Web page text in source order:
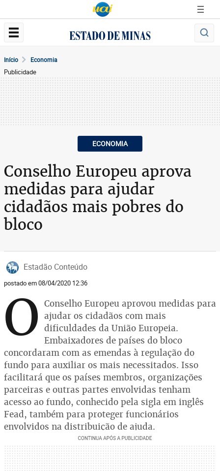
Início Economia
Publicidade
ECONOMIA
Conselho Europeu aprova
medidas para ajudar
cidadãos mais pobres do
bloco
Estadão Conteúdo
postado em 08/04/2020 12:36
O Conselho Europeu aprovou medidas para
ajudar os cidadãos com mais
dificuldades da União Europeia.
Embaixadores de países do bloco
concordaram com as emendas à regulação do
fundo para auxiliar os mais necessitados. Isso
facilitará que os países membros, organizações
parceiras e outras partes envolvidas tenham
acesso ao fundo, conhecido pela sigla em inglês
Fead, também para proteger funcionários
envolvidos na distribuição de ajuda.